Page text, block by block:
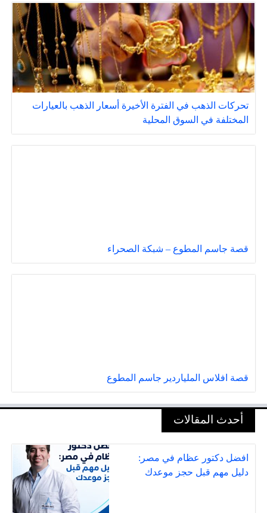
تحركات الذهب في الفترة الأخيرة أسعار الذهب بالعيارات
المختلفة في السوق المحلية
قصة جاسم المطوع – شبكة الصحراء
قصة افلاس الملياردير جاسم المطوع
أحدث المقالات
افضل دكتور عظام في مصر:
دليل مهم قبل حجز موعدك